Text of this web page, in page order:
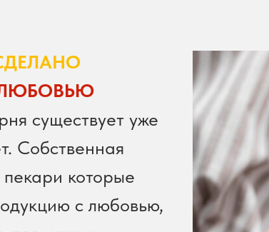
существует уже
Собственная
которые
с любовью,